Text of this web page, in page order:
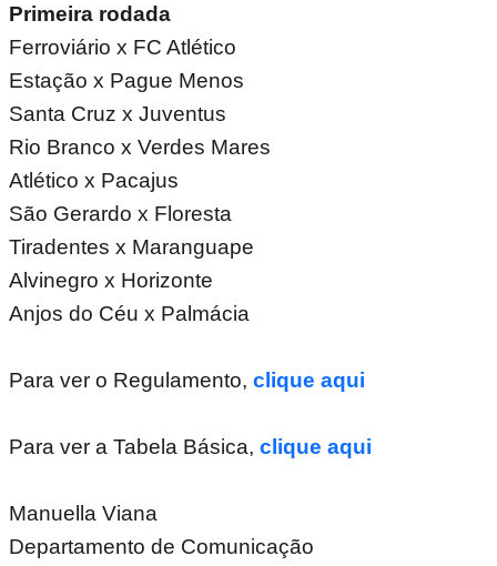
Primeira rodada
Ferroviário x FC Atlético
Estação x Pague Menos
Santa Cruz x Juventus
Rio Branco x Verdes Mares
Atlético x Pacajus
São Gerardo x Floresta
Tiradentes x Maranguape
Alvinegro x Horizonte
Anjos do Céu x Palmácia
Para ver o Regulamento, clique aqui
Para ver a Tabela Básica, clique aqui
Manuella Viana
Departamento de Comunicação